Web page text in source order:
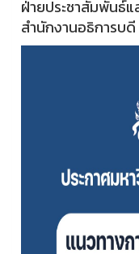
ฝ่ายประชาสัมพั
สำนักงานอธิการบดี